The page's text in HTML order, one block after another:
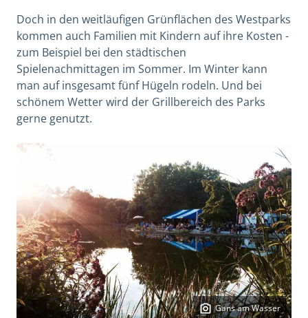
Doch in den weitläufigen Grünflächen des Westparks
kommen auch Familien mit Kindern auf ihre Kosten -
zum Beispiel bei den städtischen
Spielenachmittagen im Sommer. Im Winter kann
man auf insgesamt fünf Hügeln rodeln. Und bei
schönem Wetter wird der Grillbereich des Parks
gerne genutzt.
Gans am Wasser